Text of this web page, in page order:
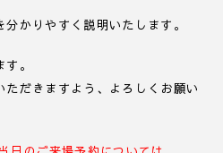
かりやすく説明いたします。
。
ただきますよう、よろしくお願い